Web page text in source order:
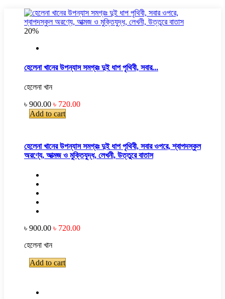
20%
হেলেনা খানের উপন্যাস সমগ্রঃ দুই ধাপ পৃথিবী, সবার...
হেলেনা খান
৳ 900.00 ৳ 720.00
Add to cart
হেলেনা খানের উপন্যাস সমগ্রঃ দুই ধাপ পৃথিবী, সবার ওপরে, শ্বাপদস্কুল
অরণ্যে, আত্মজ ও মুক্তিযুদ্ধ, লেখনী, উত্তুরে বাতাস
৳ 900.00 ৳ 720.00
হেলেনা খান
Add to cart